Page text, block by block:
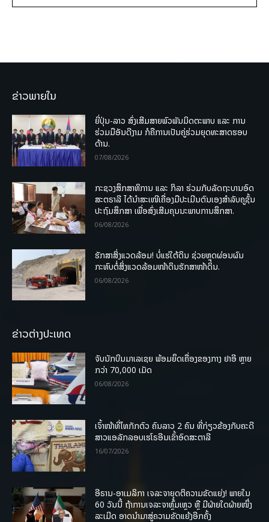
ຂ່າວພາຍໃນ
ຍີ່ປຸ່ນ-ລາວ ສົ່ງເສີມສາຍພົວພັນມິດຕະພາບ ແລະ ການ
ຮ່ວມມືອັນດີງາມ ກໍຄືການເປັນຄູ່ຮ່ວມຍຸດທະສາດຮອບ
ດ້ານ.
07/08/2026
ກະຊວງສຶກສາທິການ ແລະ ກິລາ ຮ່ວມກັບລັດຖະບານອົດ
ສະຕຣາລີ ໄດ້ນຳສະເໜີເຄື່ອງມືປະເມີນຕົນເອງສຳລັບຄູຊັ້ນ
ປະຖົມສຶກສາ ເພື່ອສົ່ງເສີມຄຸນນະພາບການສຶກສາ.
06/08/2026
ຮັກສາສິ່ງແວດລ້ອມ! ບໍ່ແຮ່ໃຕ້ດິນ ຊ່ວຍຫຼຸດຜ່ອນຜົນ
ກະທົບຕໍ່ສິ່ງແວດລ້ອມໜ້າດິນຮັກສາໜ້າດິນ.
06/08/2026
ຂ່າວຕ່າງປະເທດ
ຈັບນັກບິນມາເລເຊຍ ພ້ອມຍຶດເຄື່ອງຂອງກາງ ຢາອີ ຫຼາຍ
ກວ່າ 70,000 ເມັດ
06/08/2026
ເຈົ້າໜ້າທີ່ໄທກັກຕົວ ຄົນລາວ 2 ຄົນ ທີ່ກ່ຽວຂ້ອງກັບຄະດີ
ສາວແອລັກລອບເຮໂຣອີນເຂົ້າອົດສະຕາລີ
16/07/2026
ອີຣານ-ອາເມລິກາ ເຈລະຈາຍຸດຕິຄວາມຂັດແຍ່ງ! ພາຍໃນ
60 ວັນນີ້ ຖ້າການເຈລະຈາຫຼົ້ມເຫຼວ ຫຼື ມີຝ່າຍໃດຝ່າຍໜຶ່ງ
ລະເມີດ ອາດນໍາມາສູ່ຄວາມຂັດແຍ້ງອີກຄັ້ງ